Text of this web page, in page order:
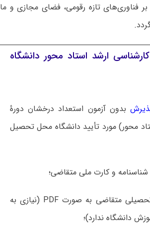
بر فناوری‌های تازه رقومی، فضای مجازی و
ارشد استاد محور دانشگاه
بدون آزمون استعداد درخشان دورۀ
محور) مورد تأیید دانشگاه محل تحصیل
۳- آخرین کارنامۀ تحصیلی متقاضی به صورت PDF (نیازی به
دانشگاه ندارد)؛